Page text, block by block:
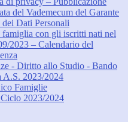
del Vademecum del Garante
Dati Personali
famiglia con gli iscritti nati nel
2023 – Calendario del
- Diritto allo Studio - Bando
A.S. 2023/2024
Famiglie
2023/2024